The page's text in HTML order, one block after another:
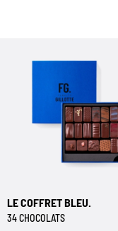
LE COFFRET BLEU.
34 CHOCOLATS